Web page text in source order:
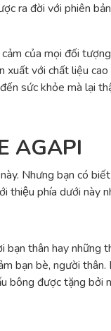
ra đời với phiên
của mọi đối
với chất liệu
sức khỏe mà lại
AGAPI
Nhưng bạn có
thiệu phía dưới này
thân hay những
bạn bè, người
được tặng bởi